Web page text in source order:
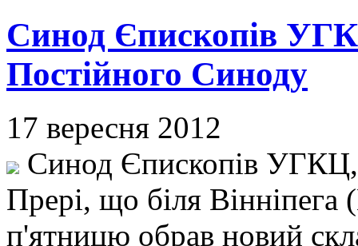
Синод Єпископів
Постійного Синоду
17 вересня 2012
Синод Єпископів
Прері, що біля Вінніпега
п'ятницю обрав новий